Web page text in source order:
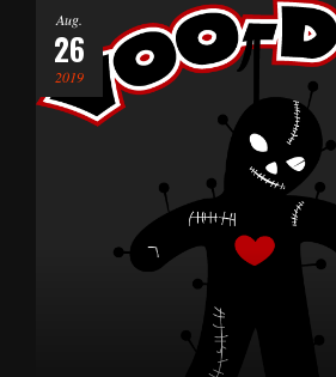
Aug.
26
2019